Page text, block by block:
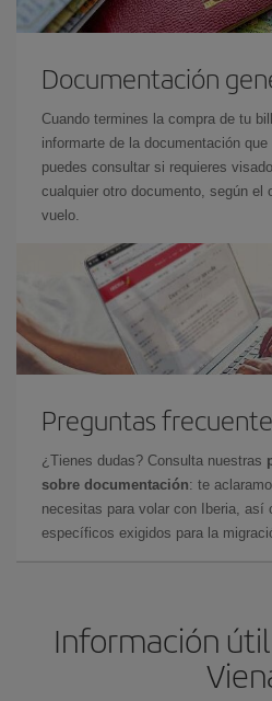
Documentación
Cuando termines la compra de tu
informarte de la documentación
puedes consultar si requieres
cualquier otro documento, según el
vuelo.
Preguntas
¿Tienes dudas? Consulta nuestras
sobre documentación: te
necesitas para volar con Iberia, así
específicos exigidos para la
Información